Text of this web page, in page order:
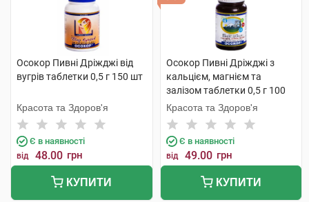
Осокор Пивні Дріжджі від
вугрів таблетки 0,5 г 150 шт
Красота та Здоров'я
Є в наявності
від 48.00 грн
КУПИТИ
Осокор Пивні Дріжджі з
кальцієм, магнієм та
залізом таблетки 0,5 г 100
шт
Красота та Здоров'я
Є в наявності
від 49.00 грн
КУПИТИ